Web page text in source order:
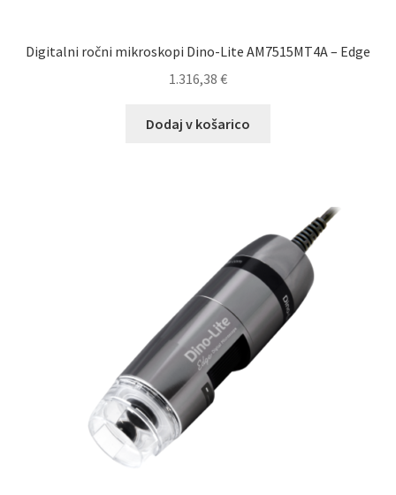
Digitalni ročni mikroskopi Dino-Lite AM7515MT4A – Edge
1.316,38 €
Dodaj v košarico